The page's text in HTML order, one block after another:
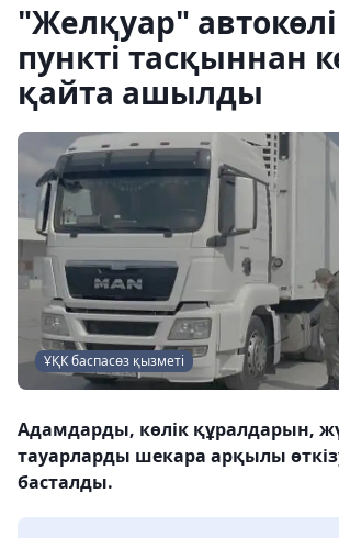
"Желқуар"
пункті тасқыннан
қайта ашылды
ҰҚК баспасөз қызметі
Адамдарды, көлік құралдарын,
тауарларды шекара арқылы
басталды.